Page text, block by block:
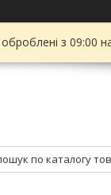
з 09:00